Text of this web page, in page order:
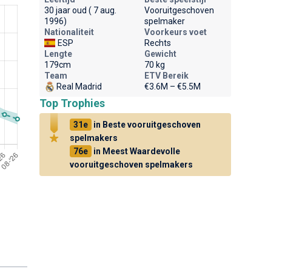
30 jaar oud ( 7 aug.
1996)
Vooruitgeschoven
spelmaker
Nationaliteit
ESP
Voorkeurs voet
Rechts
Lengte
179cm
Gewicht
70 kg
Team
Real Madrid
ETV Bereik
€3.6M – €5.5M
Top Trophies
31e
in Beste vooruitgeschoven
spelmakers
76e
in Meest Waardevolle
vooruitgeschoven spelmakers